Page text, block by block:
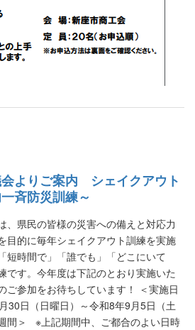
よりご案内 シェイクアウト
斉防災訓練～
、県民の皆様の災害への備えと対応力
目的に毎年シェイクアウト訓練を実施
短時間で」「誰でも」「どこにいて
です。今年度は下記のとおり実施いた
ご参加をお待ちしています！ ＜実施日
30日（日曜日）～令和8年9月5日（土
間＞ ※上記期間中、ご都合のよい日時